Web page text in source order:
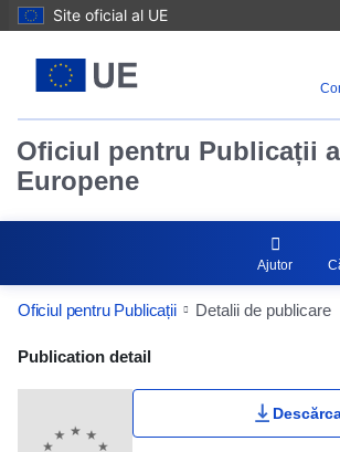
Site oficial al UE
Oficiul pentru Publicații
Europene
Ajutor
Oficiul pentru Publicații Detalii de publicare
Publication Detail Actions
Publication detail